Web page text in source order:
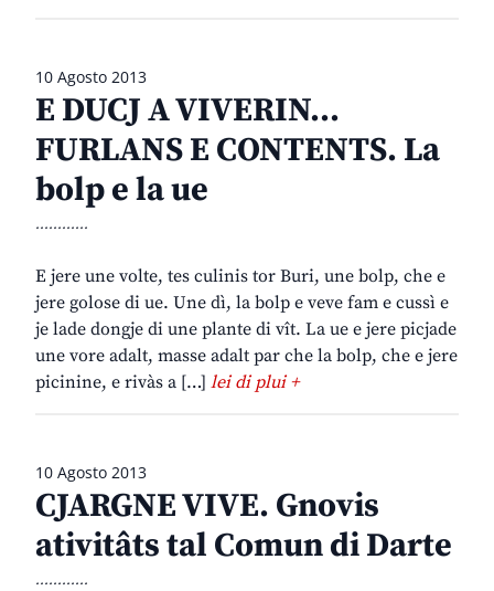
10 Agosto 2013
E DUCJ A VIVERIN…
FURLANS E CONTENTS. La
bolp e la ue
............
E jere une volte, tes culinis tor Buri, une bolp, che e
jere golose di ue. Une dì, la bolp e veve fam e cussì e
je lade dongje di une plante di vît. La ue e jere picjade
une vore adalt, masse adalt par che la bolp, che e jere
picinine, e rivàs a […] lei di plui +
10 Agosto 2013
CJARGNE VIVE. Gnovis
ativitâts tal Comun di Darte
............